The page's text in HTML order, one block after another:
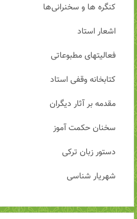
کنگره ها و سخنرانی‌ها
اشعار استاد
فعالیتهای مطبوعاتی
کتابخانه وقفی استاد
مقدمه بر آثار دیگران
سخنان حکمت آموز
دستور زبان ترکی
شهریار شناسی